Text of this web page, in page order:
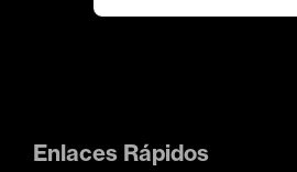
Enlaces Rápidos